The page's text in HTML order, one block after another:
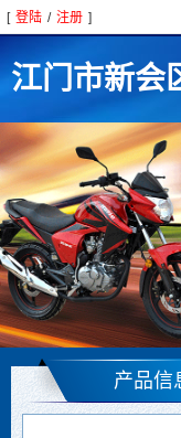
[ 登陆 / 注册 ]
江门市新会
产品信